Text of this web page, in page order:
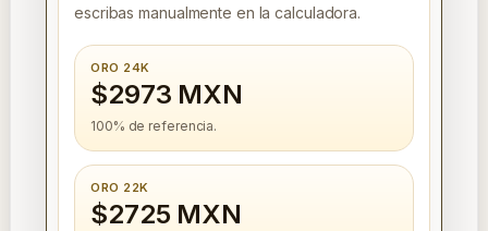
escribas manualmente en la calculadora.
ORO 24K
$2973 MXN
100% de referencia.
ORO 22K
$2725 MXN